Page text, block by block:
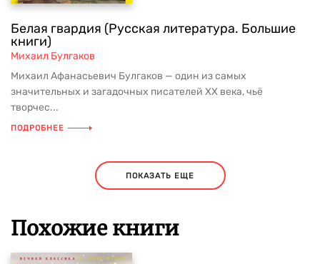
Белая гвардия (Русская литература. Большие
книги)
Михаил Булгаков
Михаил Афанасьевич Булгаков — один из самых
значительных и загадочных писателей XX века, чьё
творчес...
ПОДРОБНЕЕ
ПОКАЗАТЬ ЕЩЕ
Похожие книги